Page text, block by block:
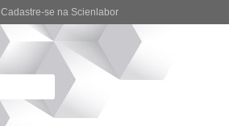
Cadastre-se na Scienlabor